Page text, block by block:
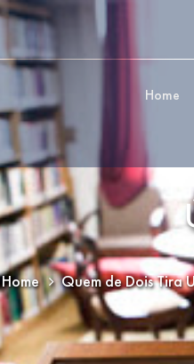
Home
Home Quem de Dois Tira